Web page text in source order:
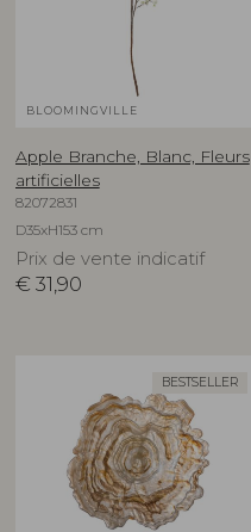
BLOOMINGVILLE
Apple Branche, Blanc, Fleurs
artificielles
82072831
D35xH153 cm
Prix de vente indicatif
€ 31,90
BESTSELLER